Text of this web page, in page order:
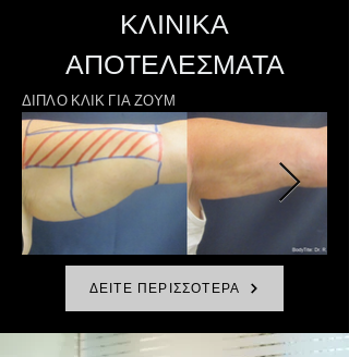
ΚΛΙΝΙΚΑ
ΑΠΟΤΕΛΕΣΜΑΤΑ
ΔΙΠΛΟ ΚΛΙΚ ΓΙΑ ΖΟΥΜ
ΔΕΙΤΕ ΠΕΡΙΣΣΟΤΕΡΑ